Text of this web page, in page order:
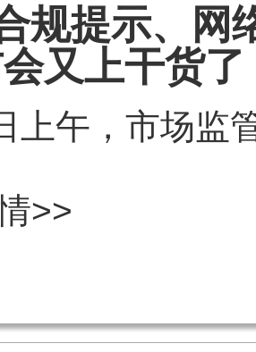
规提示、
又上干货了
上午，市场监
>>